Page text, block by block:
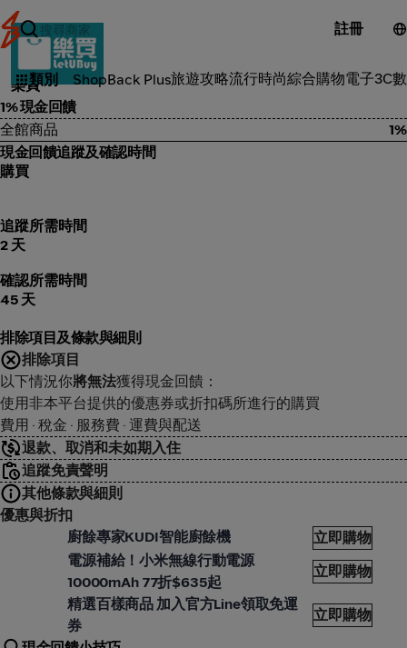
註冊
類別 ShopBack Plus旅遊攻略流行時尚綜合購物電子3C
3C電子
樂買
1% 現金回饋
全館商品
1%
現金回饋追蹤及確認時間
購買
追蹤所需時間
2 天
確認所需時間
45 天
排除項目及條款與細則
排除項目
以下情況你將無法獲得現金回饋：
使用非本平台提供的優惠券或折扣碼所進行的購買
費用 · 稅金 · 服務費 · 運費與配送
退款、取消和未如期入住
追蹤免責聲明
其他條款與細則
優惠與折扣
廚餘專家KUDI智能廚餘機
立即購物
電源補給！小米無線行動電源
10000mAh 77折$635起
立即購物
精選百樣商品 加入官方Line領取免運
券
立即購物